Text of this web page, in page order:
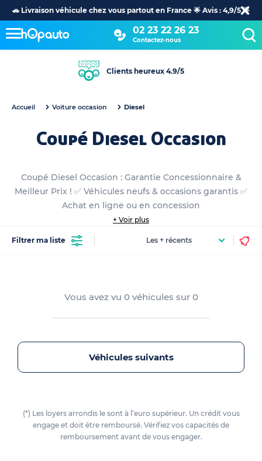
🚗 Livraison véhicule chez vous partout en France 🌟 Avis : 4,9/5 🌟
02 23 22 26 23
Contactez-nous
Clients heureux 4.9/5
Accueil Voiture occasion Diesel
Coupé Diesel Occasion
Coupé Diesel Occasion : Garantie Concessionnaire &
Meilleur Prix ! ✅ Véhicules neufs & occasions garantis ✅
Achat en ligne ou en concession
+ Voir plus
Filtrer ma liste
Vous avez vu 0 véhicules sur 0
Véhicules suivants
(*) Les loyers arrondis le sont à l’euro supérieur. Un crédit vous
engage et doit être remboursé. Vérifiez vos capacités de
remboursement avant de vous engager.